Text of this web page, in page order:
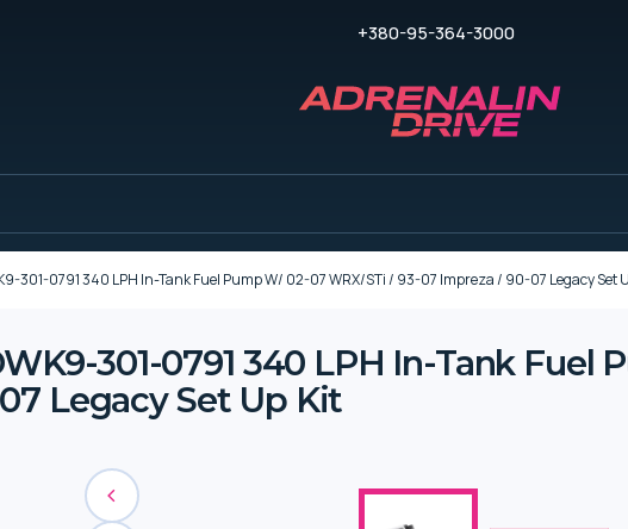
+380-95-364-3000
301-0791 340 LPH In-Tank Fuel Pump W/ 02-07 WRX/STi / 93-07 Impreza / 90-07 Legacy Set
301-0791 340 LPH In-Tank Fuel
Legacy Set Up Kit